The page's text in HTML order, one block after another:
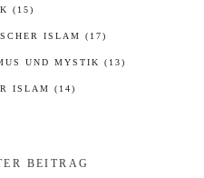
(15)
ISLAM (17)
UND MYSTIK (13)
ISLAM (14)
BEITRAG